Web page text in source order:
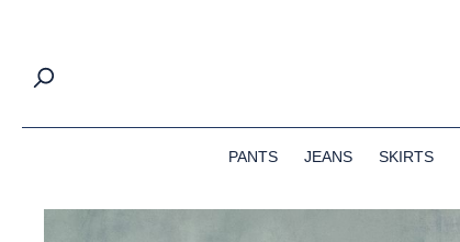
PANTS JEANS SKIRTS